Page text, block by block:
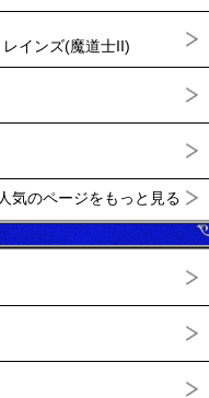
インズ(魔道士II)
人気のページをもっと見る